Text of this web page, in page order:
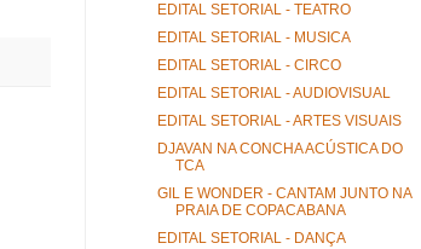
EDITAL SETORIAL - TEATRO
EDITAL SETORIAL - MUSICA
EDITAL SETORIAL - CIRCO
EDITAL SETORIAL - AUDIOVISUAL
EDITAL SETORIAL - ARTES VISUAIS
DJAVAN NA CONCHA ACÚSTICA DO
TCA
GIL E WONDER - CANTAM JUNTO NA
PRAIA DE COPACABANA
EDITAL SETORIAL - DANÇA